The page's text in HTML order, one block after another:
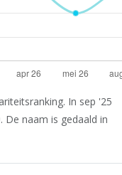
In sep '25
naam is gedaald in